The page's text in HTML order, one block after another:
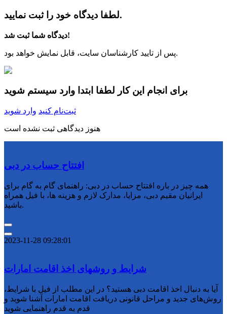
لطفا دیدگاه خود را ثبت نمایید.
دیدگاه شما ثبت شد!
پس از تایید کارشناسان سایت، قابل نمایش خواهد بود.
برای انجام این کار لطفا ابتدا وارد سیستم شوید
ثبت‌نام کنید وارد شوید
هنوز دیدگاهی ثبت نشده است
افتتاح حساب در دبی
همه چیز در باره افتتاح حساب در دبی: راهنمای گام به گام برای
ایرانیان مقیم دبی، مزایا، مدارک لازم و هزینه ها، با فیل همراه
باشید.
2023-11-28 09:28:01
شرایط و روشهای اخذ اقامت امارات
آیا به دنبال اخذ اقامت دبی هستید؟ در این مطلب از فیل با شرایط،
روش‌های جدید و مراحل قانونی دریافت اقامت امارات آشنا شوید و
قدم به قدم راهنمایی شوید